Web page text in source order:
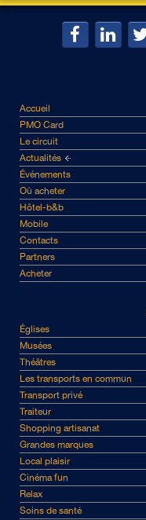
Accueil
PMO Card
Le circuit
Actualités
Événements
Où acheter
Hôtel-b&b
Mobile
Contacts
Partners
Acheter
Églises
Musées
Théâtres
Les transports en commun
Transport privé
Traiteur
Shopping artisanat
Grandes marques
Local plaisir
Cinéma fun
Relax
Soins de santé